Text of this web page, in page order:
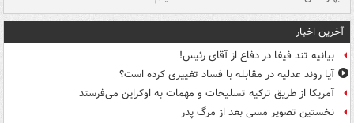
آخرین اخبار
بیانیه تند فیفا در دفاع از آقای رئیس!
آیا روند عدلیه در مقابله با فساد تغییری کرده است؟
آمریکا از طریق ترکیه تسلیحات و مهمات به اوکراین می‌فرستد
نخستین تصویر مسی بعد از مرگ پدر